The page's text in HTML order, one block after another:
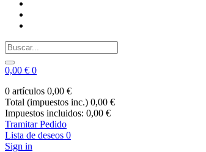
0,00 € 0
0 artículos 0,00 €
Total (impuestos inc.) 0,00 €
Impuestos incluidos: 0,00 €
Tramitar Pedido
Lista de deseos 0
Sign in